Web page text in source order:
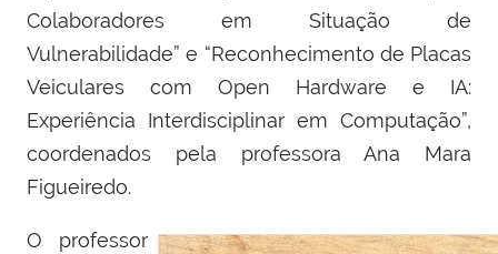
Colaboradores em Situação de
Vulnerabilidade” e “Reconhecimento de Placas
Veiculares com Open Hardware e IA:
Experiência Interdisciplinar em Computação”,
coordenados pela professora Ana Mara
Figueiredo.
O professor